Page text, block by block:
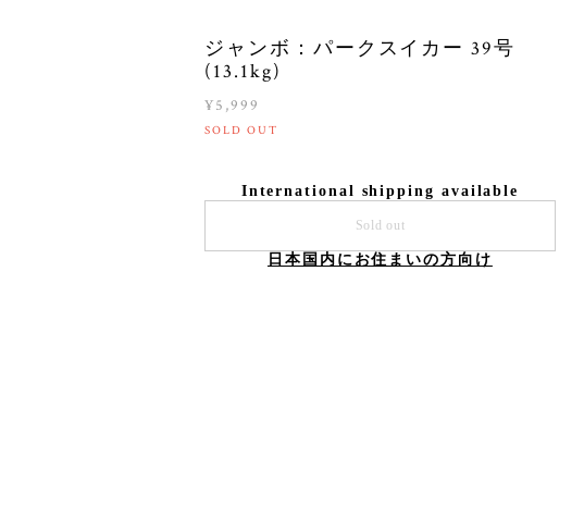
ジャンボ：パークスイカー 39号
(13.1kg)
¥5,999
SOLD OUT
International shipping available
Sold out
日本国内にお住まいの方向け